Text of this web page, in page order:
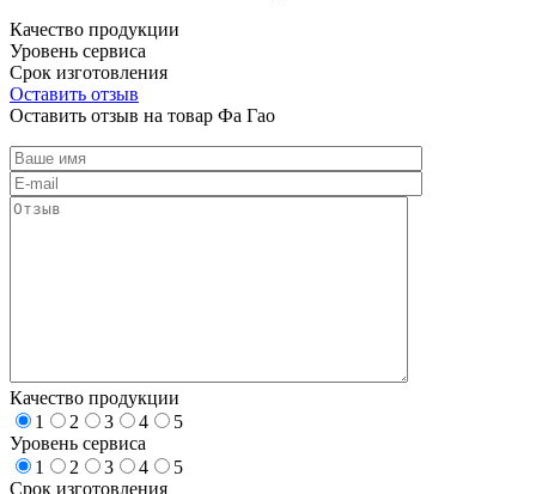
Качество продукции
Уровень сервиса
Срок изготовления
Оставить отзыв
Оставить отзыв на товар Фа Гао
Качество продукции
1
2 3 4
5
Уровень сервиса
1
2 3 4
5
Срок изготовления